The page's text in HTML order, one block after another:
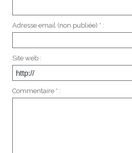
Adresse email (non publiée) * :
Site web :
Commentaire * :